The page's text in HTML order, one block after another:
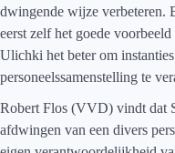
dwingende wijze verbeteren.
eerst zelf het goede
Ulichki het beter om
personeelssamenstelling te
Robert Flos (VVD) vindt dat
afdwingen van een divers